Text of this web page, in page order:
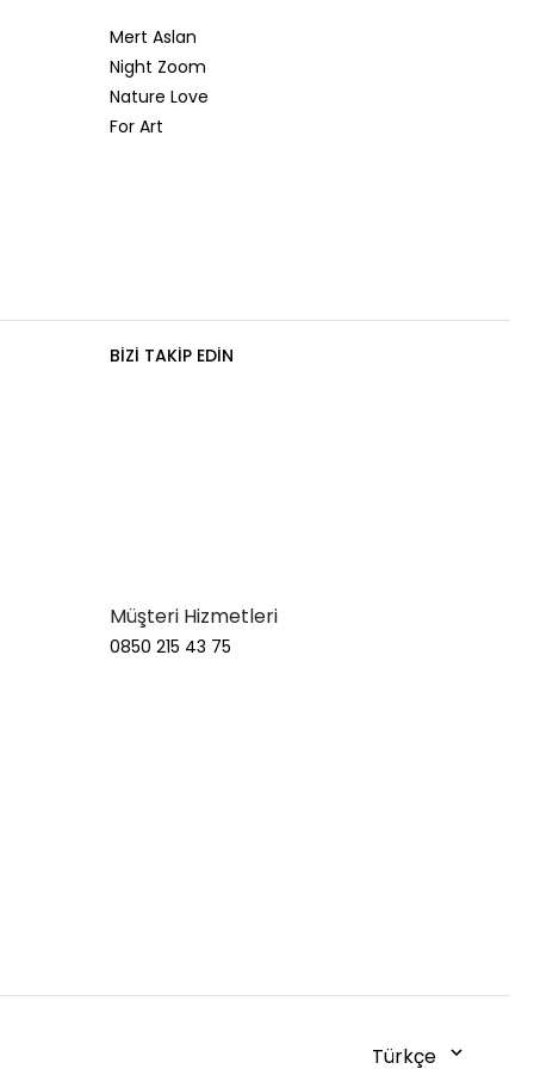
Mert Aslan
Night Zoom
Nature Love
For Art
BIZI TAKIP EDIN
Müşteri Hizmetleri
0850 215 43 75